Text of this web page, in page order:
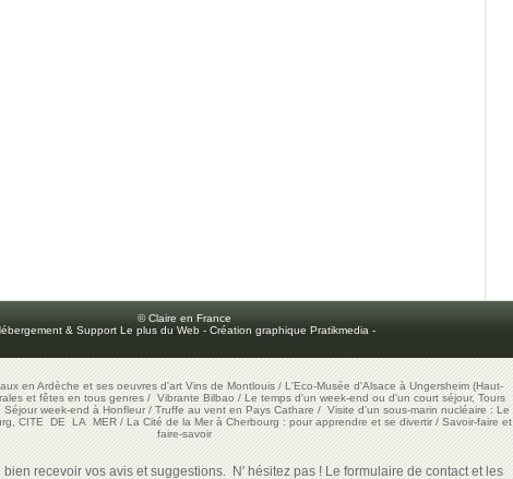
© Claire en France
& Support Le plus du Web - Création graphique Pratikmedia -
en Ardèche et ses oeuvres d'art Vins de Montlouis/L'Eco-Musée d'Alsace à Ungersheim (Haut-
et fêtes en tous genres/Vibrante Bilbao/Le temps d'un week-end ou d'un court séjour, Tours
Séjour week-end à Honfleur/Truffe au vent en Pays Cathare/Visite d'un sous-marin nucléaire : Le
CITE DE LA MER/La Cité de la Mer à Cherbourg : pour apprendre et se divertir/Savoir-faire et
faire-savoir
recevoir vos avis et suggestions. N' hésitez pas ! Le formulaire de contact et les